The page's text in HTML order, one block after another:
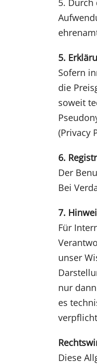
5.
5.
Sofern
die
soweit
(Privacy
6.
Der
Bei
7.
Für
unser
nur
es
Diese